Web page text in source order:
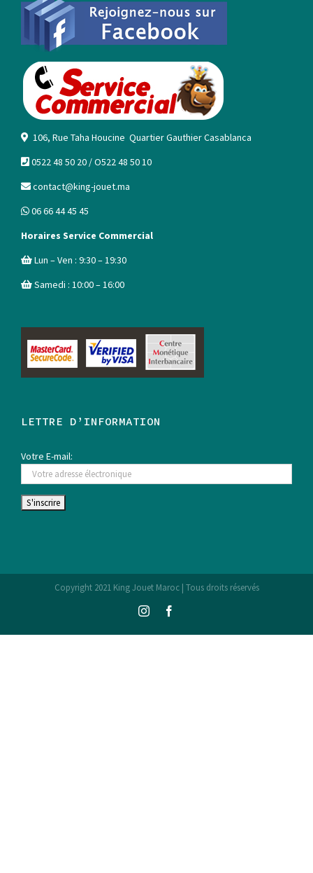
106, Rue Taha Houcine Quartier Gauthier Casablanca
0522 48 50 20 / O522 48 50 10
contact@king-jouet.ma
06 66 44 45 45
Horaires Service Commercial
Lun – Ven : 9:30 – 19:30
Samedi : 10:00 – 16:00
LETTRE D’INFORMATION
Votre E-mail:
Copyright 2021 King Jouet Maroc | Tous droits réservés
Instagram